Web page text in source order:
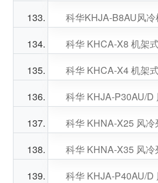
科华 KHCA-X8 机架
科华 KHCA-X4 机架
科华 KHJA-P30AU/D
科华 KHNA-X25 风冷
科华 KHNA-X35 风冷
科华 KHJA-P40AU/D